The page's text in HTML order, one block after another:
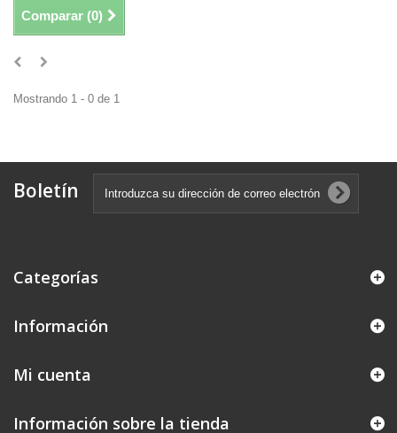
Comparar (0)
Mostrando 1 - 0 de 1
Boletín
Categorías
Información
Mi cuenta
Información sobre la tienda